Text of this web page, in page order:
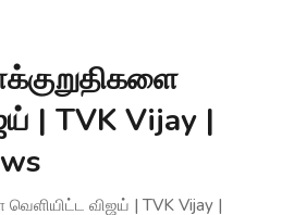
| TVK Vijay |
வெளியிட்ட விஜய் | TVK Vijay |